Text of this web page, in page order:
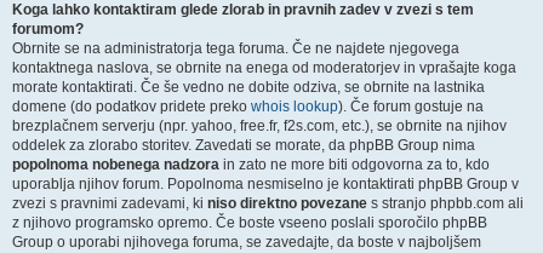
Koga lahko kontaktiram glede zlorab in pravnih zadev v zvezi s tem
forumom?
Obrnite se na administratorja tega foruma. Če ne najdete njegovega
kontaktnega naslova, se obrnite na enega od moderatorjev in vprašajte koga
morate kontaktirati. Če še vedno ne dobite odziva, se obrnite na lastnika
domene (do podatkov pridete preko whois lookup). Če forum gostuje na
brezplačnem serverju (npr. yahoo, free.fr, f2s.com, etc.), se obrnite na njihov
oddelek za zlorabo storitev. Zavedati se morate, da phpBB Group nima
popolnoma nobenega nadzora in zato ne more biti odgovorna za to, kdo
uporablja njihov forum. Popolnoma nesmiselno je kontaktirati phpBB Group v
zvezi s pravnimi zadevami, ki niso direktno povezane s stranjo phpbb.com ali
z njihovo programsko opremo. Če boste vseeno poslali sporočilo phpBB
Group o uporabi njihovega foruma, se zavedajte, da boste v najboljšem